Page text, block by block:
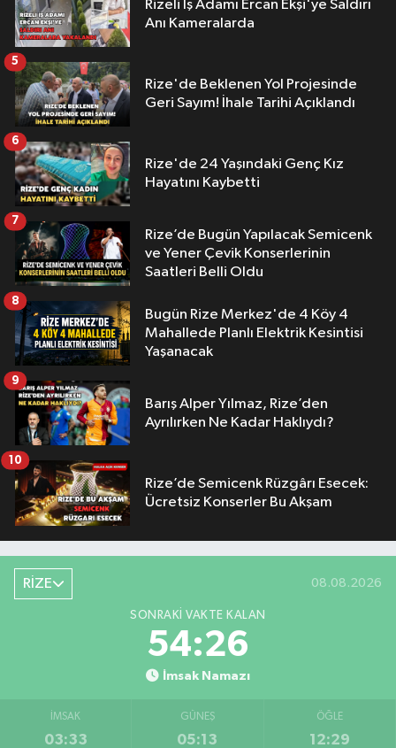
Rizeli İş Adamı Ercan Ekşi'ye Saldırı
Anı Kameralarda
Rize'de Beklenen Yol Projesinde
Geri Sayım! İhale Tarihi Açıklandı
5
Rize'de 24 Yaşındaki Genç Kız
Hayatını Kaybetti
6
Rize’de Bugün Yapılacak Semicenk
ve Yener Çevik Konserlerinin
Saatleri Belli Oldu
7
Bugün Rize Merkez'de 4 Köy 4
Mahallede Planlı Elektrik Kesintisi
Yaşanacak
8
Barış Alper Yılmaz, Rize’den
Ayrılırken Ne Kadar Haklıydı?
9
Rize’de Semicenk Rüzgârı Esecek:
Ücretsiz Konserler Bu Akşam
10
RİZE 08.08.2026
SONRAKI VAKTE KALAN
54:25
İmsak Namazı
İMSAK
03:33
GÜNEŞ
05:13
ÖĞLE
12:29